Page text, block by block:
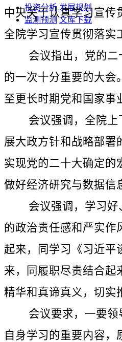
投资分析 发展规划
监测预测 文库下载
中央关于认真学习宣传
全院学习宣传贯彻落实
会议指出，党的二十
的一次十分重要的大会
至更长时期党和国家事
会议强调，全院上下
展大政方针和战略部署
实现党的二十大确定的
做好经济研究与数据信
会议强调，学习好、
的政治责任感和严实作
起来，同学习《习近平
来，同履职尽责结合起
精华和真谛真义，切实
会议要求，一要领导
自身学习的重要内容